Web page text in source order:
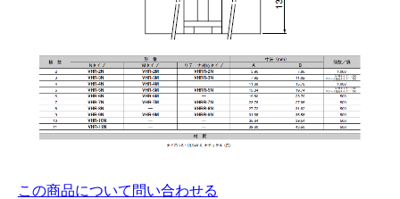
この商品について問い合わせる